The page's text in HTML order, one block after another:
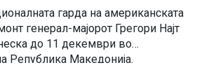
гарда на американската
генерал-мајорот Грегори Најт
до 11 декември во
Република Македонија.